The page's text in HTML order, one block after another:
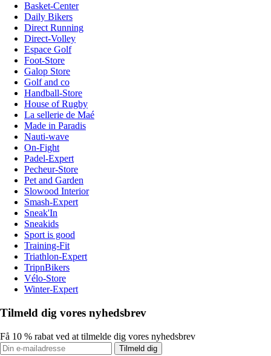
Basket-Center
Daily Bikers
Direct Running
Direct-Volley
Espace Golf
Foot-Store
Galop Store
Golf and co
Handball-Store
House of Rugby
La sellerie de Maé
Made in Paradis
Nauti-wave
On-Fight
Padel-Expert
Pecheur-Store
Pet and Garden
Slowood Interior
Smash-Expert
Sneak'In
Sneakids
Sport is good
Training-Fit
Triathlon-Expert
TripnBikers
Vélo-Store
Winter-Expert
Tilmeld dig vores nyhedsbrev
Få 10 % rabat ved at tilmelde dig vores nyhedsbrev
Tilmeld dig